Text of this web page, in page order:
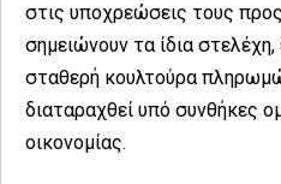
στις υποχρεώσεις τους
σημειώνουν τα ίδια
σταθερή κουλτούρα
διαταραχθεί υπό συνθήκες
οικονομίας.